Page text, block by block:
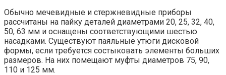
Обычно мечевидные и стержневидные приборы
рассчитаны на пайку деталей диаметрами 20, 25, 32, 40,
50, 63 мм и оснащены соответствующими шестью
насадками. Существуют паяльные утюги дисковой
формы, если требуется состыковать элементы больших
размеров. На них помещают муфты диаметров 75, 90,
110 и 125 мм.